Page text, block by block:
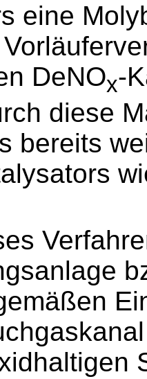
eine
DeNOx-
diese
bereits